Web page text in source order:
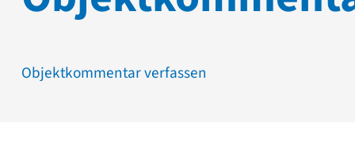
Objektkommentar verfassen